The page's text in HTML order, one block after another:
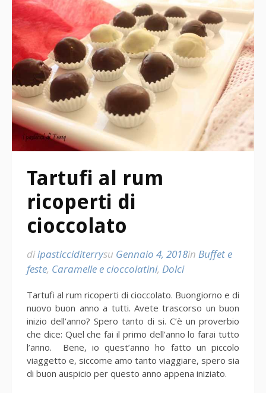
Tartufi al rum
ricoperti di
cioccolato
diipasticciditerrysu Gennaio 4, 2018in Buffet e
feste, Caramelle e cioccolatini, Dolci
Tartufi al rum ricoperti di cioccolato. Buongiorno e di
nuovo buon anno a tutti. Avete trascorso un buon
inizio dell’anno? Spero tanto di si. C’è un proverbio
che dice: Quel che fai il primo dell’anno lo farai tutto
l’anno. Bene, io quest’anno ho fatto un piccolo
viaggetto e, siccome amo tanto viaggiare, spero sia
di buon auspicio per questo anno appena iniziato.